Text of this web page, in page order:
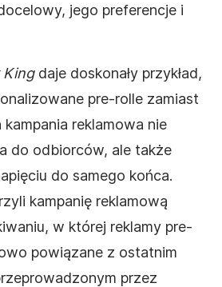
jego preferencje i
Kingdaje doskonały przykład,
pre-rolle zamiast
kampania reklamowa nie
do odbiorców, ale także
do samego końca.
kampanię reklamową
w której reklamy pre-
powiązane z ostatnim
przez